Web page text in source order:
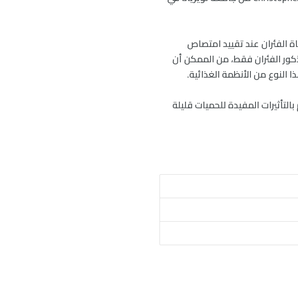
عند تقييد امتصاص
الفئران فقط، من الممكن أن
النوع من الأنظمة الغذائية.
المفيدة للحميات قليلة